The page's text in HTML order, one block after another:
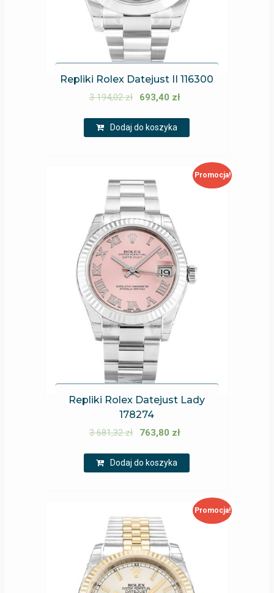
Repliki Rolex Datejust II 116300
3 194,02zł 693,40 zł
Dodaj do koszyka
Promocja!
Repliki Rolex Datejust Lady
178274
3 681,32zł 763,80 zł
Dodaj do koszyka
Promocja!